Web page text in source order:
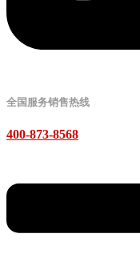
全国服务销售热线
400-873-8568